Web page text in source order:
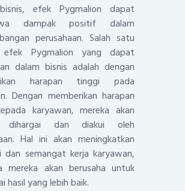
efek Pygmalion dapat
dampak positif dalam
perusahaan. Salah satu
Pygmalion yang dapat
dalam bisnis adalah dengan
harapan tinggi pada
Dengan memberikan harapan
karyawan, mereka akan
dihargai dan diakui oleh
Hal ini akan meningkatkan
dan semangat kerja karyawan,
mereka akan berusaha untuk
hasil yang lebih baik.